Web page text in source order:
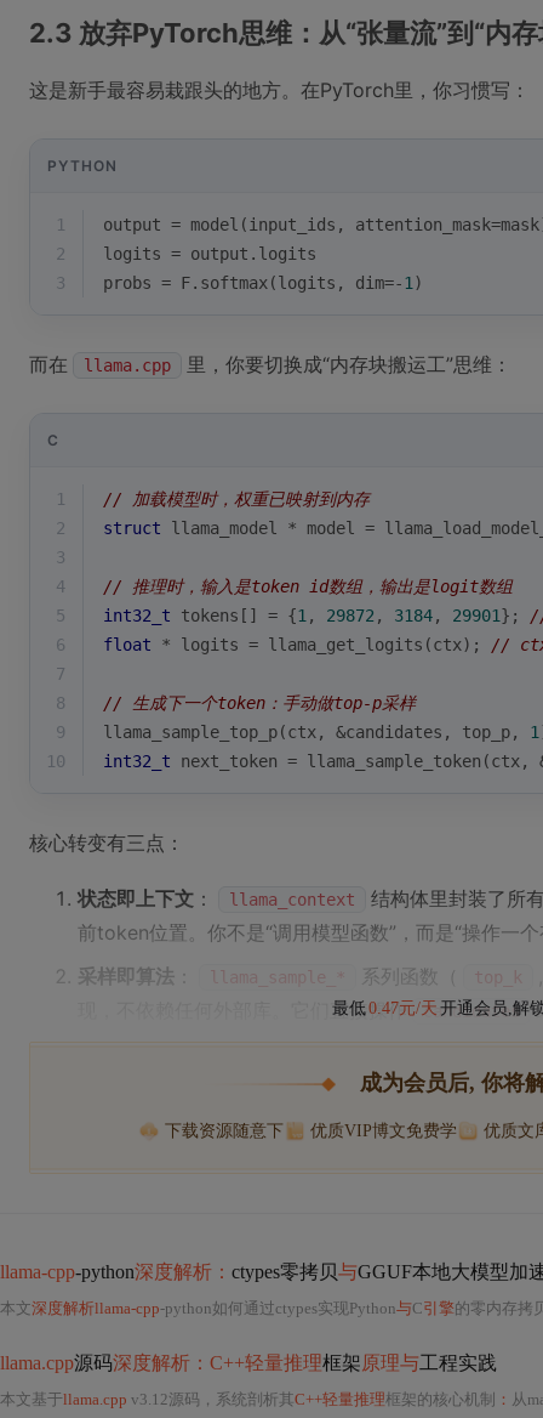
2.3 放弃PyTorch思维：从“张量流”到“内
这是新手最容易栽跟头的地方。在PyTorch里，你习惯写：
PYTHON
1
output = model(input_ids,
2
logits = output.logits
3
probs = F.softmax(logits, dim=-1 )
而在 llama.cpp 里，你要切换成“内存块搬运工”思维：
C
1
// 加载模型时，权重已映射到内存
2
struct llama_model * model =
3
4
// 推理时，输入是token id数组，输出是logit数组
5
int32_t tokens[] = {1 , 29872 , 3184, 29901};
6
float * logits = llama_get_logits(ctx); // ctx
7
8
// 生成下一个token：手动做top-p采样
9
llama_sample_top_p(ctx, &candidates, top_p, 1
10
int32_t next_token = llama_sample_token(ctx,
核心转变有三点：
状态即上下文 ： llama_context
结构体里封装了所
前token位置。你不是“调用模型函数”，而是“操作一
采样即算法 ： llama_sample_* 系列函数（ top_k
现，不依赖任何外部库。它们直接操作
candidates
最低0.47元/天 开通会员,解
成为会员后, 你将
下载资源随意下 优质VIP博文免费学 优质文
llama-cpp-python深度解析： ctypes零拷贝与GGUF本地大模型加
本文深度解析llama-cpp-python如何通过ctypes实现Python与C引擎的零内存拷贝，阐明GGUF格
llama.cpp源码深度解析：C++轻量推理框架原理与工程实践
本文基于llama.cpp v3.12源码，系统剖析其C++轻量推理框架的核心机制 ： 从